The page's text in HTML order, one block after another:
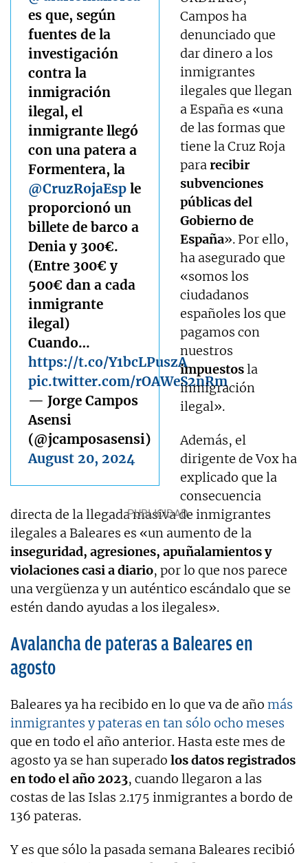
es que, según
fuentes de la
investigación
contra la
inmigración
ilegal, el
inmigrante llegó
con una patera a
Formentera, la
@CruzRojaEsp le
proporcionó un
billete de barco a
Denia y 300€.
(Entre 300€ y
500€ dan a cada
inmigrante
ilegal)
Cuando…
https://t.co/Y1bcLPuszA
pic.twitter.com/rOAWeS2nRm
— Jorge Campos
Asensi
(@jcamposasensi)
August 20, 2024
Campos ha
denunciado que
dar dinero a los
inmigrantes
ilegales que llegan
a España es «una
de las formas que
tiene la Cruz Roja
pararecibir
subvenciones
públicas del
Gobierno de
España». Por ello,
ha asegurado que
«somos los
ciudadanos
españoles los que
pagamos con
nuestros
impuestosla
inmigración
ilegal».
Además, el
dirigente de Vox ha
explicado que la
consecuencia
directa de la llegada masiva de inmigrantes
ilegales a Baleares es «un aumento de la
inseguridad, agresiones, apuñalamientos y
violaciones casi a diario, por lo que nos parece
una vergüenza y un auténtico escándalo que se
estén dando ayudas a los ilegales».
Avalancha de pateras a Baleares en
agosto
Baleares ya ha recibido en lo que va de año más
inmigrantes y pateras en tan sólo ocho meses
que en todo el año anterior. Hasta este mes de
agosto ya se han superado los datos registrados
en todo el año 2023, cuando llegaron a las
costas de las Islas 2.175 inmigrantes a bordo de
136 pateras.
Y es que sólo la pasada semana Baleares recibió